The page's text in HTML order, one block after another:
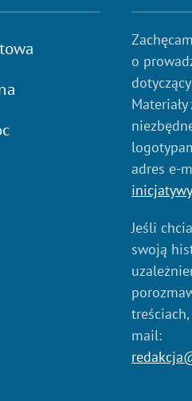
o
adres e-
Jeśli
swoją
mail: